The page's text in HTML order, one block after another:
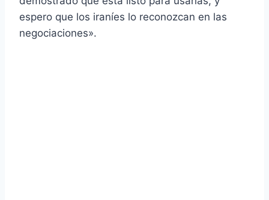
espero que los iraníes lo reconozcan en las
negociaciones».